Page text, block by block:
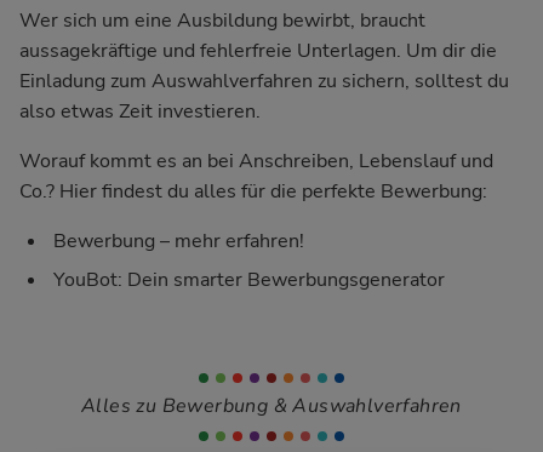
Wer sich um eine Ausbildung bewirbt, braucht
aussagekräftige und fehlerfreie Unterlagen. Um dir die
Einladung zum Auswahlverfahren zu sichern, solltest du
also etwas Zeit investieren.
Worauf kommt es an bei Anschreiben, Lebenslauf und
Co.? Hier findest du alles für die perfekte Bewerbung:
Bewerbung – mehr erfahren!
YouBot: Dein smarter Bewerbungsgenerator
Alles zu Bewerbung & Auswahlverfahren